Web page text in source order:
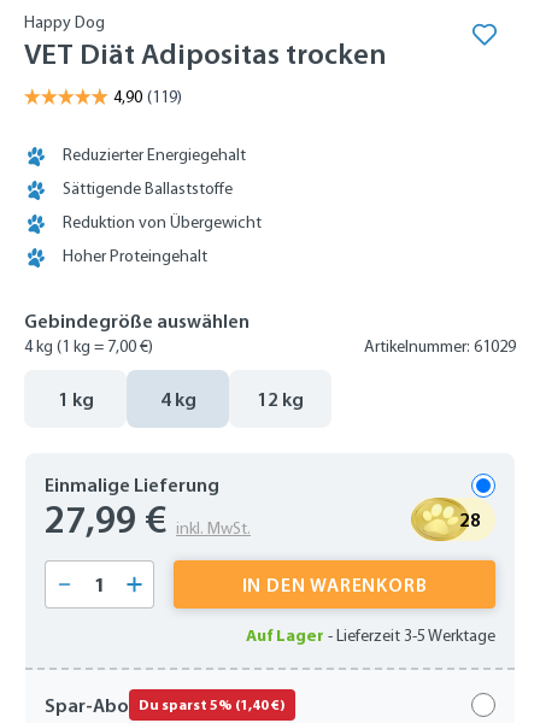
Happy Dog
VET Diät Adipositas trocken
Reduzierter Energiegehalt
Sättigende Ballaststoffe
Reduktion von Übergewicht
Hoher Proteingehalt
Gebindegröße auswählen
4 kg (1 kg = 7,00 €) Artikelnummer: 61029
1 kg 4 kg 12 kg
Einmalige Lieferung
27,99 € inkl. MwSt. 28
Produkt Anzahl: Gib den gewünschten
IN DEN WARENKORB
Auf Lager -Lieferzeit 3-5 Werktage
Spar-Abo Du sparst 5% (1,40 €)